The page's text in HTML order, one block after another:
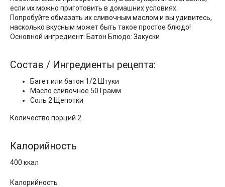
если их можно приготовить в домашних условиях.
Попробуйте обмазать их сливочным маслом и вы удивитесь,
насколько вкусным может быть такое простое блюдо!
Основной ингредиент: Батон Блюдо: Закуски
Состав / Ингредиенты рецепта:
Багет или батон 1/2 Штуки
Масло сливочнoe 50 Грамм
Соль 2 Щепотки
Количество порций 2
Калорийность
400 ккал
Калорийность